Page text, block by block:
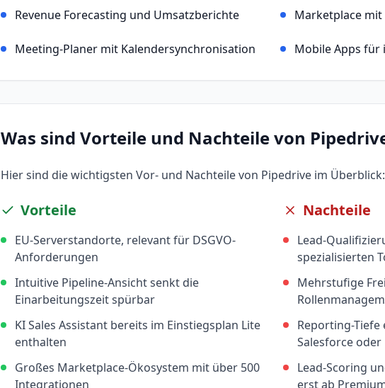
Revenue Forecasting und Umsatzberichte Marketplace
Meeting-Planer mit Kalendersynchronisation Mobile Apps für
Was sind Vorteile und Nachteile von
Hier sind die wichtigsten Vor- und Nachteile von Pipedrive im Überblick:
Vorteile
EU-Serverstandorte, relevant für DSGVO-
Anforderungen
Intuitive Pipeline-Ansicht senkt die
Einarbeitungszeit spürbar
KI Sales Assistant bereits im Einstiegsplan Lite
enthalten
Großes Marketplace-Ökosystem mit über 500
Integrationen
Nachteile
Lead-
spezialisierten
Mehrstufige
Reporting-
Salesforce
Lead-Scoring
erst ab